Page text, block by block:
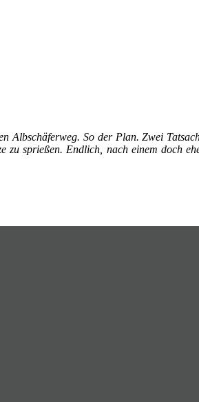
Albschäferweg. So der Plan. Zwei
sprießen. Endlich, nach einem doch